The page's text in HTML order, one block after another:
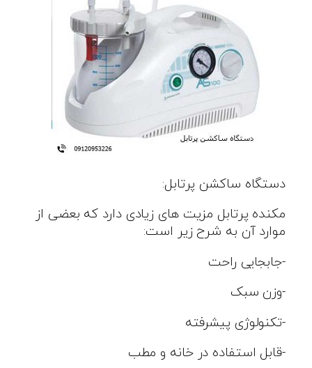
دستگاه ساکشن پرتابل:
مکنده پرتابل مزیت های زیادی دارد که بعضی از
موارد آن به شرح زیر است:
-جابجایی راحت
-وزن سبک
-تکنولوژی پیشرفته
-قابل استفاده در خانه و مطب